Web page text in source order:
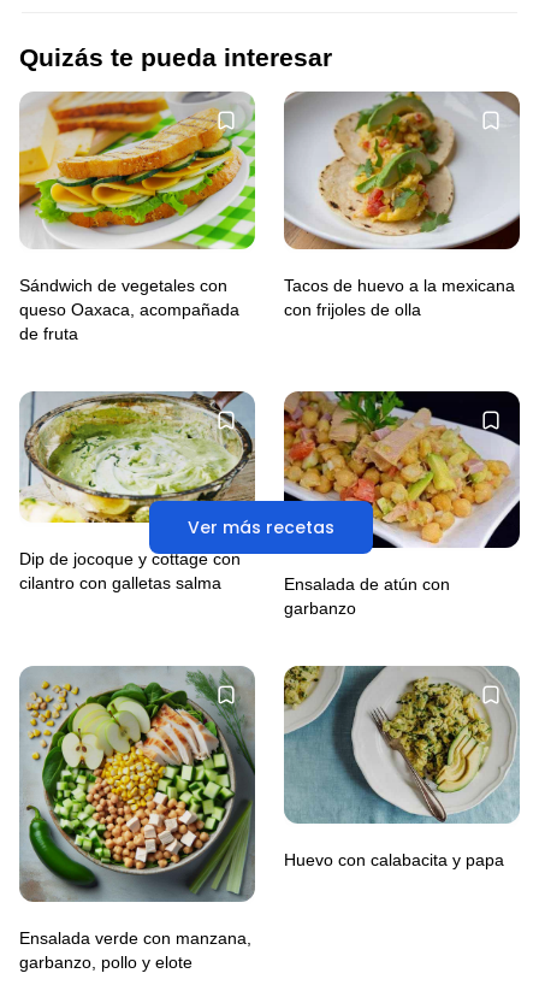
Quizás te pueda interesar
Ver más recetas
Sándwich de vegetales con
queso Oaxaca, acompañada
de fruta
Tacos de huevo a la mexicana
con frijoles de olla
Dip de jocoque y cottage con
cilantro con galletas salma
Ensalada de atún con
garbanzo
Ensalada verde con manzana,
garbanzo, pollo y elote
Huevo con calabacita y papa